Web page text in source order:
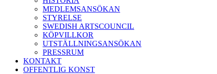
MEDLEMSANSÖKAN
STYRELSE
SWEDISH ARTSCOUNCIL
KÖPVILLKOR
UTSTÄLLNINGSANSÖKAN
PRESSRUM
KONTAKT
OFFENTLIG KONST